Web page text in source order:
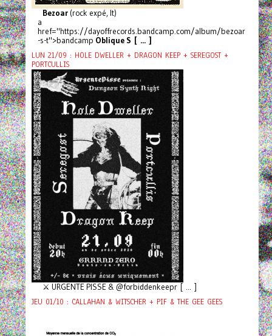
Bezoar(rock expé, It)
a
href="https://dayoffrecords.bandcamp.com/album/bezoar
-s-t">bandcamp Oblique S [ ... ]
LUN 21/09 : HOLE DWELLER + DRAGON KEEP + SEREGOST +
PORTCULLIS
⚔️ URGENTE PISSE & @forbiddenkeepr [ ... ]
JEU 01/10 : CALLAHAN & WITSCHER + PIF & THE GEE GEES